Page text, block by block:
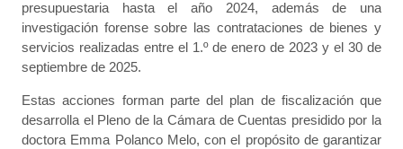
presupuestaria hasta el año 2024, además de una
investigación forense sobre las contrataciones de bienes y
servicios realizadas entre el 1.º de enero de 2023 y el 30 de
septiembre de 2025.
Estas acciones forman parte del plan de fiscalización que
desarrolla el Pleno de la Cámara de Cuentas presidido por la
doctora Emma Polanco Melo, con el propósito de garantizar